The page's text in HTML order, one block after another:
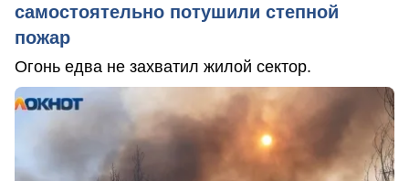
самостоятельно потушили степной
пожар
Огонь едва не захватил жилой сектор.